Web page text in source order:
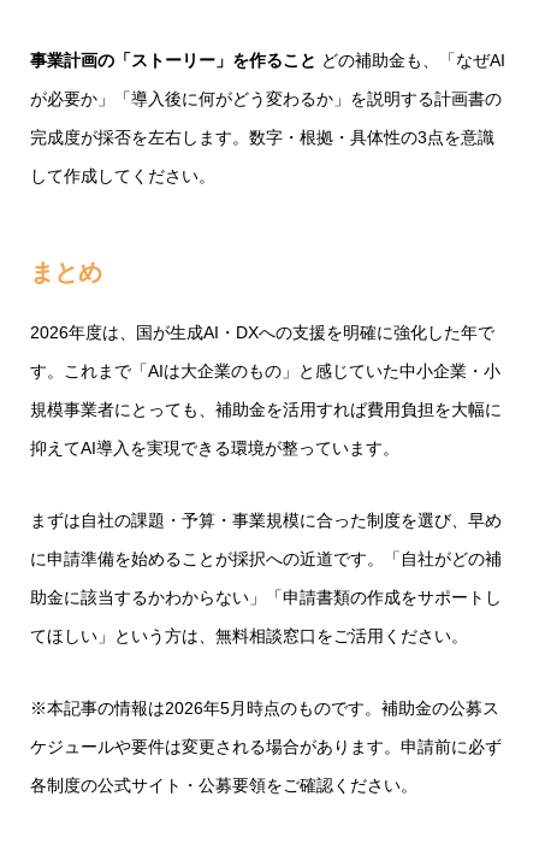
事業計画の「ストーリー」を作ること どの補助金も、「なぜAI
が必要か」「導入後に何がどう変わるか」を説明する計画書の
完成度が採否を左右します。数字・根拠・具体性の3点を意識
して作成してください。
まとめ
2026年度は、国が生成AI・DXへの支援を明確に強化した年で
す。これまで「AIは大企業のもの」と感じていた中小企業・小
規模事業者にとっても、補助金を活用すれば費用負担を大幅に
抑えてAI導入を実現できる環境が整っています。
まずは自社の課題・予算・事業規模に合った制度を選び、早め
に申請準備を始めることが採択への近道です。「自社がどの補
助金に該当するかわからない」「申請書類の作成をサポートし
てほしい」という方は、無料相談窓口をご活用ください。
※本記事の情報は2026年5月時点のものです。補助金の公募ス
ケジュールや要件は変更される場合があります。申請前に必ず
各制度の公式サイト・公募要領をご確認ください。